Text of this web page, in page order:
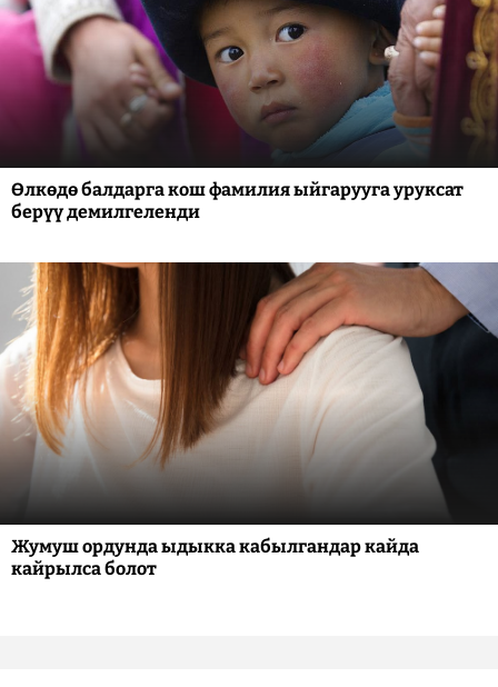
Өлкөдө балдарга кош фамилия ыйгарууга уруксат
берүү демилгеленди
Жумуш ордунда ыдыкка кабылгандар кайда
кайрылса болот